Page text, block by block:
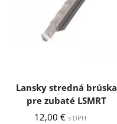
Lansky stredná brúska
pre zubaté LSMRT
12,00 € s DPH